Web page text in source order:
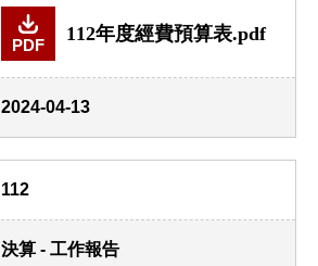
PDF
112年度經費預算表.pdf
2024-04-13
112
決算 - 工作報告